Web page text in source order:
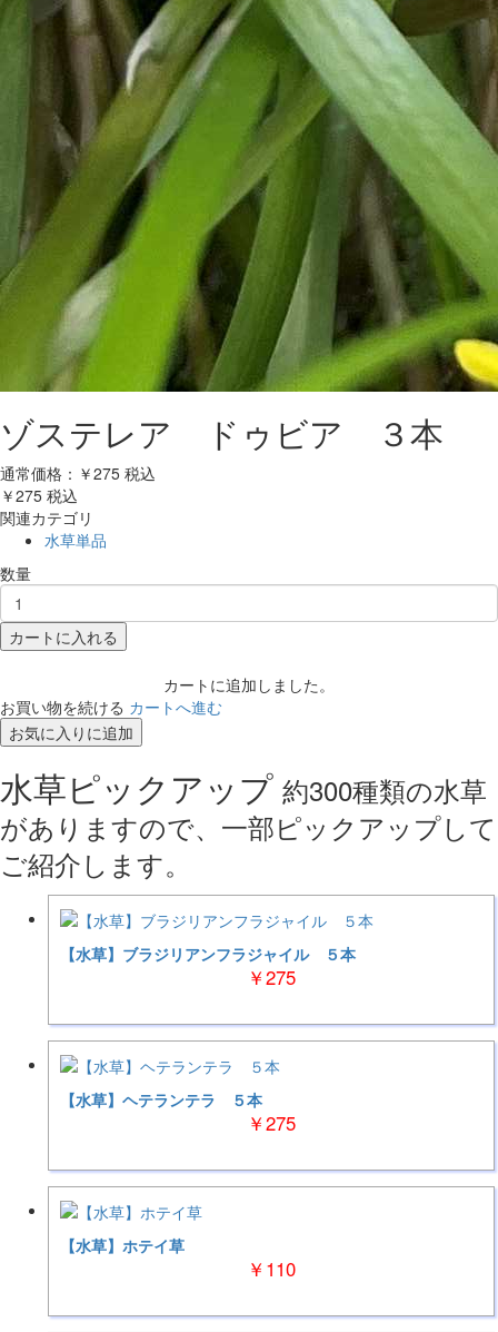
ゾステレア ドゥビア ３本
通常価格：￥275 税込
￥275 税込
関連カテゴリ
水草単品
数量
カートに入れる
カートに追加しました。
お買い物を続ける カートへ進む
お気に入りに追加
水草ピックアップ 約300種類の水草
がありますので、一部ピックアップして
ご紹介します。
【水草】ブラジリアンフラジャイル ５本
￥275
【水草】ヘテランテラ ５本
￥275
【水草】ホテイ草
￥110